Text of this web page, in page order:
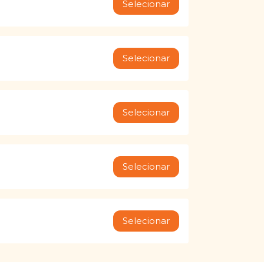
Selecionar
Selecionar
Selecionar
Selecionar
Selecionar